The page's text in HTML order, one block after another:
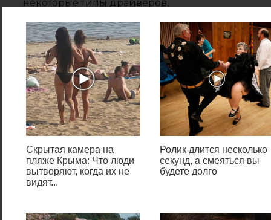
некоторые типы драйверов,
заблокированным объектам
файловой системы и реестра,
пользоваться средствами
диагностики и
восстановления Windows.
Использование
установочной
флешки
Скрытая камера на
пляже Крыма: Что люди
вытворяют, когда их не
видят...
Ролик длится несколько
секунд, а смеяться вы
будете долго